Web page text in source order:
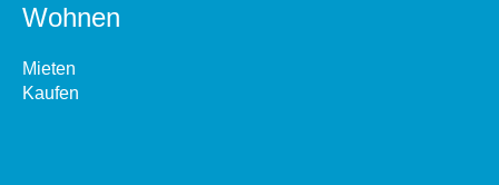
Wohnen
Mieten
Kaufen